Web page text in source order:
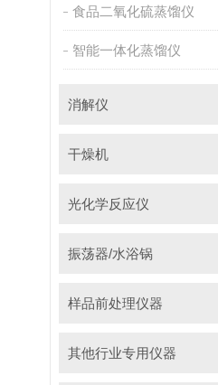
食品二氧化硫蒸馏仪
智能一体化蒸馏仪
消解仪
干燥机
光化学反应仪
振荡器/水浴锅
样品前处理仪器
其他行业专用仪器